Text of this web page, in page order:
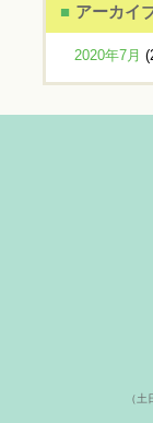
アーカイ
2020年7月
（